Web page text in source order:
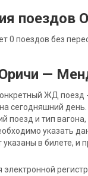
поездов
0 поездов без
—
ЖД поезд
сегодняшний
поезд и тип
указать
в билете, и